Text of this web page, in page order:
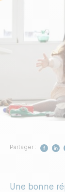
Partager :
Une bonne